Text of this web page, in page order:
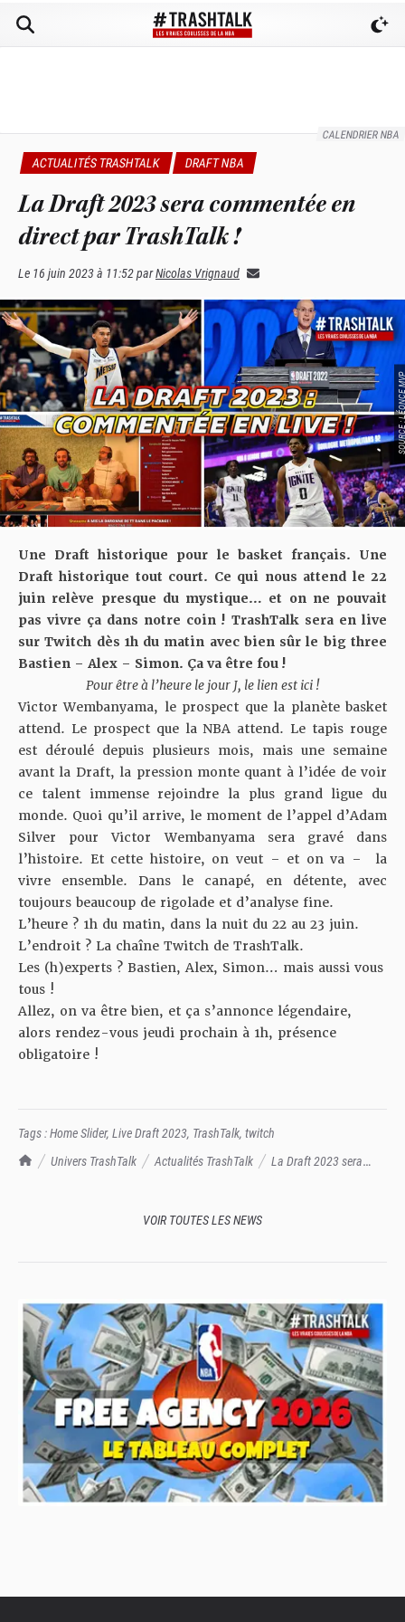
CALENDRIER NBA
TrashTalk Actu NBA
Univers TrashTalk Actualités TrashTalk
La Draft 2023 sera
ACTUALITÉS TRASHTALK DRAFT NBA
La Draft 2023 sera commentée en
direct par TrashTalk !
Le 16 juin 2023 à 11:52parNicolas Vrignaud
SOURCE :
Une Draft historique pour le basket français. Une
Draft historique tout court. Ce qui nous attend le 22
juin relève presque du mystique… et on ne pouvait
pas vivre ça dans notre coin ! TrashTalk sera en live
sur Twitch dès 1h du matin avec bien sûr le big three
Bastien – Alex – Simon. Ça va être fou !
Pour être à l’heure le jour J, le lien est ici !
Victor Wembanyama, le prospect que la planète basket
attend. Le prospect que la NBA attend. Le tapis rouge
est déroulé depuis plusieurs mois, mais une semaine
avant la Draft, la pression monte quant à l’idée de voir
ce talent immense rejoindre la plus grand ligue du
monde. Quoi qu’il arrive, le moment de l’appel d’Adam
Silver pour Victor Wembanyama sera gravé dans
l’histoire. Et cette histoire, on veut – et on va – la
vivre ensemble. Dans le canapé, en détente, avec
toujours beaucoup de rigolade et d’analyse fine.
L’heure ? 1h du matin, dans la nuit du 22 au 23 juin.
L’endroit ? La chaîne Twitch de TrashTalk.
Les (h)experts ? Bastien, Alex, Simon… mais aussi vous
tous !
Allez, on va être bien, et ça s’annonce légendaire,
alors rendez-vous jeudi prochain à 1h, présence
obligatoire !
Tags :Home Slider, Live Draft 2023, TrashTalk, twitch
VOIR TOUTES LES NEWS